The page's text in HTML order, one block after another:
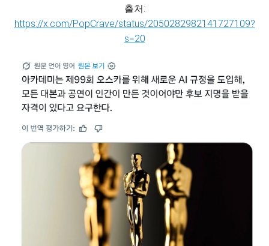
출처:
https://x.com/PopCrave/status/2050282982141727109?
s=20